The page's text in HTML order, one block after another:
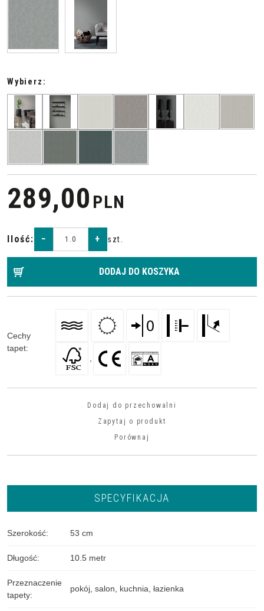
Wybierz:
289,00 PLN
Ilość: − + szt.
DODAJ DO KOSZYKA
Cechy
tapet:
Dodaj do przechowalni
Zapytaj o produkt
Porównaj
SPECYFIKACJA
Szerokość: 53 cm
Długość: 10.5 metr
Przeznaczenie
tapety:
pokój salon kuchnia łazienka